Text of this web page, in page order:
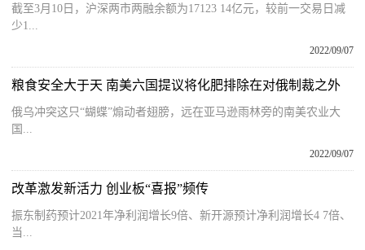
截至3月10日，沪深两市两融余额为17123 14亿元，较前一交易日减
少1...
2022/09/07
粮食安全大于天 南美六国提议将化肥排除在对俄制裁之外
俄乌冲突这只“蝴蝶”煽动者翅膀，远在亚马逊雨林旁的南美农业大
国...
2022/09/07
改革激发新活力 创业板“喜报”频传
振东制药预计2021年净利润增长9倍、新开源预计净利润增长4 7倍、
当...